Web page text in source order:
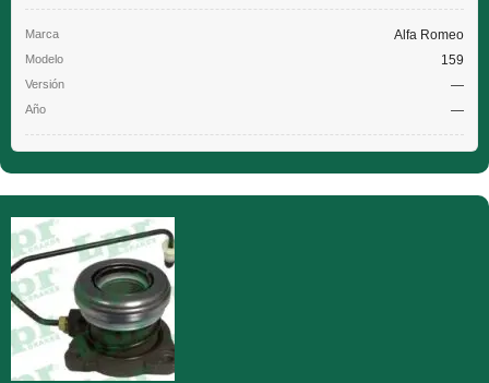
Alfa Romeo
159
—
—